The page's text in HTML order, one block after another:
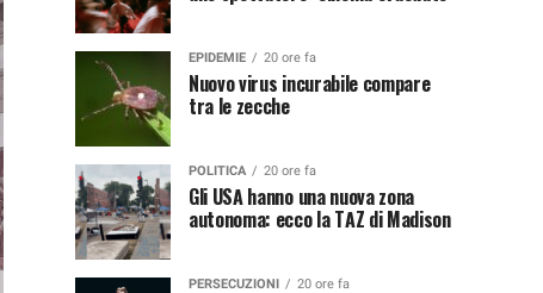
EPIDEMIE 20 ore fa
Nuovo virus incurabile compare
tra le zecche
POLITICA 20 ore fa
Gli USA hanno una nuova zona
autonoma: ecco la TAZ di Madison
PERSECUZIONI 20 ore fa